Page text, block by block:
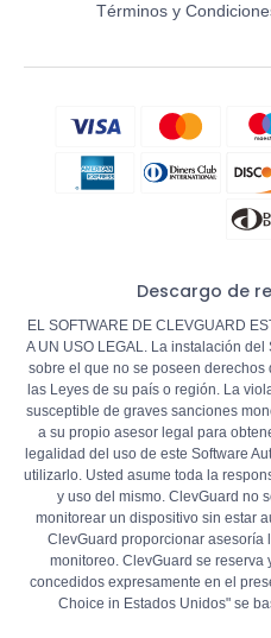
Términos y
Descargo de
EL SOFTWARE DE CLEVGUARD
A UN USO LEGAL. La instalación
sobre el que no se poseen
las Leyes de su país o región. La
susceptible de graves sanciones
a su propio asesor legal para
legalidad del uso de este Software
utilizarlo. Usted asume toda la
y uso del mismo. ClevGuard no
monitorear un dispositivo sin estar
ClevGuard proporcionar asesoría
monitoreo. ClevGuard se reserva
concedidos expresamente en el
Choice in Estados Unidos" se